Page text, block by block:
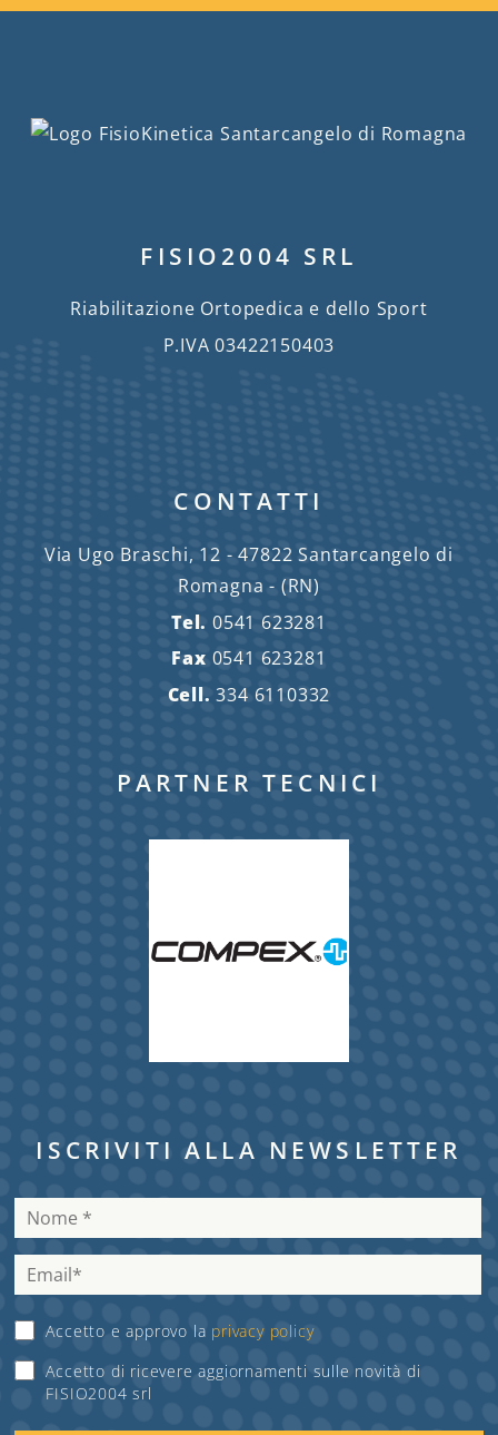
FISIO2004 SRL
Riabilitazione Ortopedica e dello Sport
P.IVA 03422150403
CONTATTI
Via Ugo Braschi, 12 - 47822 Santarcangelo di
Romagna - (RN)
Tel. 0541 623281
Fax 0541 623281
Cell. 334 6110332
PARTNER TECNICI
ISCRIVITI ALLA NEWSLETTER
Accetto e approvo la privacy policy
Accetto di ricevere aggiornamenti sulle novità di
FISIO2004 srl